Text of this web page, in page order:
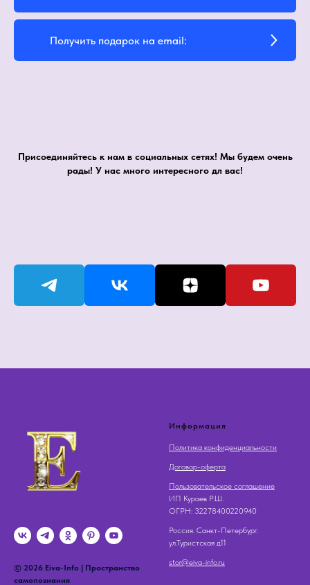
Получить подарок на email:
Присоединяйтесь к нам в социальных сетях! Мы будем очень
рады! У нас много интересного дл вас!
© 2026 Eiva-Info | Пространство
самопознания
Информация
Политика конфиденциальности
Договор-оферта
Пользовательское соглашение
ИП Кураев Р.Ш.
OГРН: 32278400220940
Россия. Санкт-Петербург.
ул.Туристская д11
stor@eiva-info.ru